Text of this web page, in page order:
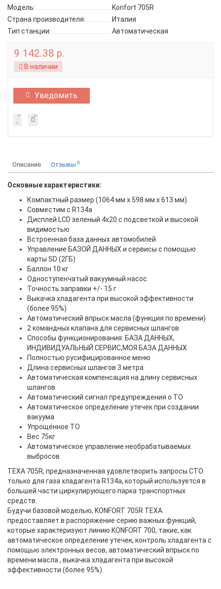
Модель:
Konfort 705R
Страна производителя:
Италия
Тип станции:
Автоматическая
9 142.38 р.
В наличии
Уведомить
Описание Отзывы 0
Основные характеристики:
Компактный размер (1064 мм х 598 мм х 613 мм).
Совместим с R134a
Дисплей LCD зеленый 4x20 с подсветкой и высокой
видимостью
Встроенная база данных автомобилей
Управление БАЗОЙ ДАННЫХ и сервисы с помощью
карты SD (2ГБ)
Баллон 10 кг
Одноступенчатый вакуумный насос
Точность заправки +/- 15 г
Выкачка хладагента при высокой эффективности
(более 95%)
Автоматический впрыск масла (функция по времени)
2 командных клапана для сервисных шлангов
Способы функционирования: БАЗА ДАННЫХ,
ИНДИВИДУАЛЬНЫЙ СЕРВИС,МОЯ БАЗА ДАННЫХ
Полностью русифицированное меню
Длина сервисных шлангов 3 метра
Автоматическая компенсация на длину сервисных
шлангов
Автоматический сигнал предупреждения о ТО
Автоматическое определение утечек при создании
вакуума
Упрощённое ТО
Вес 75кг
Автоматическое управление необрабатываемых
выбросов
TEXA 705R, предназначенная удовлетворить запросы СТО
только для газа хладагента R134a, который используется в
большей части циркулирующего парка транспортных
средств.
Будучи базовой моделью, KONFORT 705R TEXA
предоставляет в распоряжение серию важных функций,
которые характеризуют линию KONFORT 700, такие, как
автоматическое определение утечек, контроль хладагента с
помощью электронных весов, автоматический впрыск по
времени масла , выкачка хладагента при высокой
эффективности (более 95%).